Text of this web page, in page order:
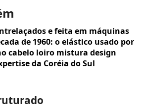
e feita em máquinas
de 1960: o elástico usado por
cabelo loiro mistura design
da Coréia do Sul